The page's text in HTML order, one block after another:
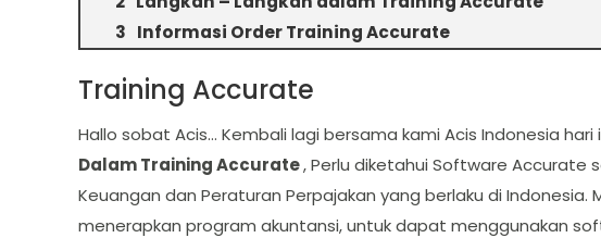
Informasi Order Training Accurate
Training Accurate
Hallo sobat Acis… Kembali lagi bersama kami Acis Indonesia
Dalam Training Accurate, Perlu diketahui Software Accurate
Keuangan dan Peraturan Perpajakan yang berlaku di
menerapkan program akuntansi, untuk dapat menggunakan